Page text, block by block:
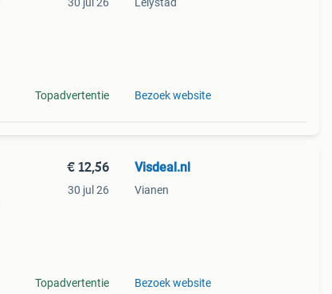
Topadvertentie Bezoek website
€ 12,56
30 jul 26
Topadvertentie
Visdeal.nl
Vianen
Bezoek website